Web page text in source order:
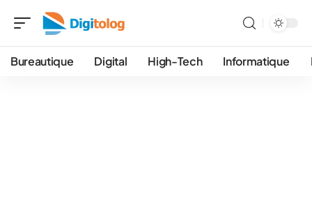
Bureautique Digital High-Tech Informatique